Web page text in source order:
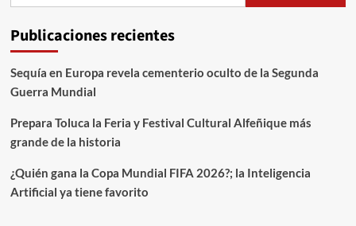
Publicaciones recientes
Sequía en Europa revela cementerio oculto de la Segunda
Guerra Mundial
Prepara Toluca la Feria y Festival Cultural Alfeñique más
grande de la historia
¿Quién gana la Copa Mundial FIFA 2026?; la Inteligencia
Artificial ya tiene favorito